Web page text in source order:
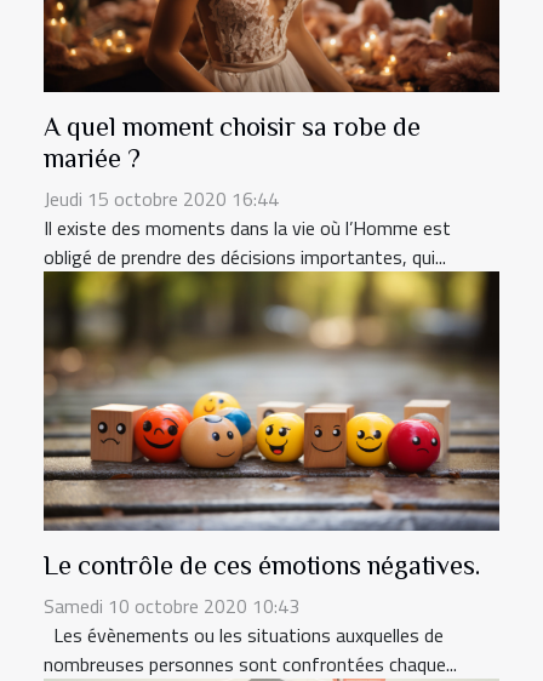
A quel moment choisir sa robe de
mariée ?
Jeudi 15 octobre 2020 16:44
Il existe des moments dans la vie où l’Homme est
obligé de prendre des décisions importantes, qui...
Le contrôle de ces émotions négatives.
Samedi 10 octobre 2020 10:43
Les évènements ou les situations auxquelles de
nombreuses personnes sont confrontées chaque...